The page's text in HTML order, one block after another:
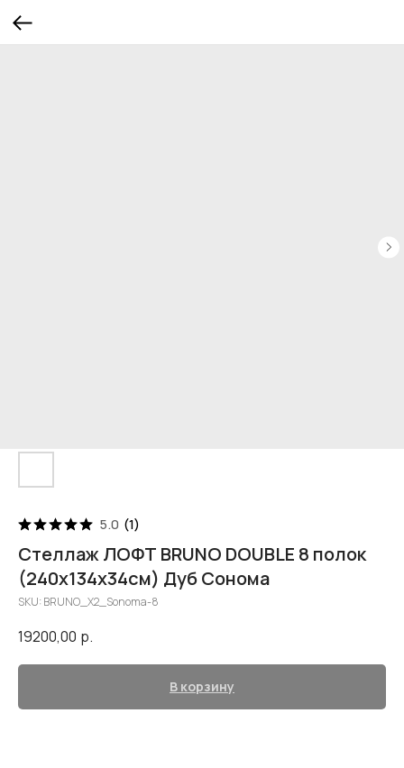
5.0 (1)
Стеллаж ЛОФТ BRUNO DOUBLE 8 полок
(240х134х34см) Дуб Сонома
SKU: BRUNO_X2_Sonoma-8
19200,00 р.
В корзину